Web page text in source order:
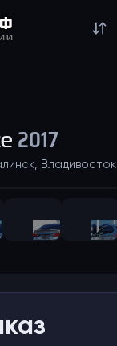
2017
Владивосток